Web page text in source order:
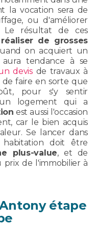
la vocation sera de
ou d'améliorer
Le résultat de ces
réaliser de grosses
on acquiert un
tendance à se
devisde travaux à
de faire en sorte que
pour s'y sentir
logement qui a
est aussi l'occasion
car le bien acquis
Se lancer dans
doit être
plus-value, et de
de l'immobilier à
étape